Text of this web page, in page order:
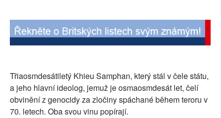
RUBRIKY
Třiaosmdesátiletý Khieu Samphan, který stál v čele státu,
a jeho hlavní ideolog, jemuž je osmaosmdesát let, čelí
obvinění z genocidy za zločiny spáchané během teroru v
70. letech. Oba svou vinu popírají.